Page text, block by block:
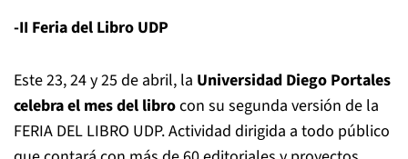
-II Feria del Libro UDP
Este 23, 24 y 25 de abril, la Universidad Diego Portales
celebra el mes del librocon su segunda versión de la
FERIA DEL LIBRO UDP. Actividad dirigida a todo público